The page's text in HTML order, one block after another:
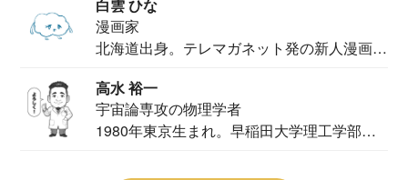
白雲 ひな
漫画家
北海道出身。テレマガネット発の新人漫画
高水 裕一
宇宙論専攻の物理学者
1980年東京生まれ。早稲田大学理工学部物